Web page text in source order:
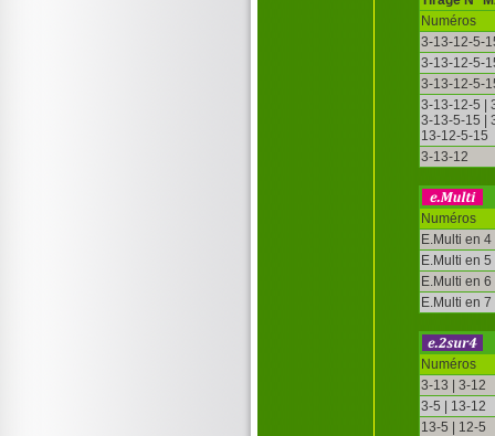
Numéros
3-13-12-5-
3-13-12-5-
3-13-12-5-
3-13-12-5 |
3-13-5-15 |
13-12-5-15
3-13-12
Numéros
E.Multi en 4
E.Multi en 5
E.Multi en 6
E.Multi en 7
Numéros
3-13 | 3-12
3-5 | 13-12
13-5 | 12-5